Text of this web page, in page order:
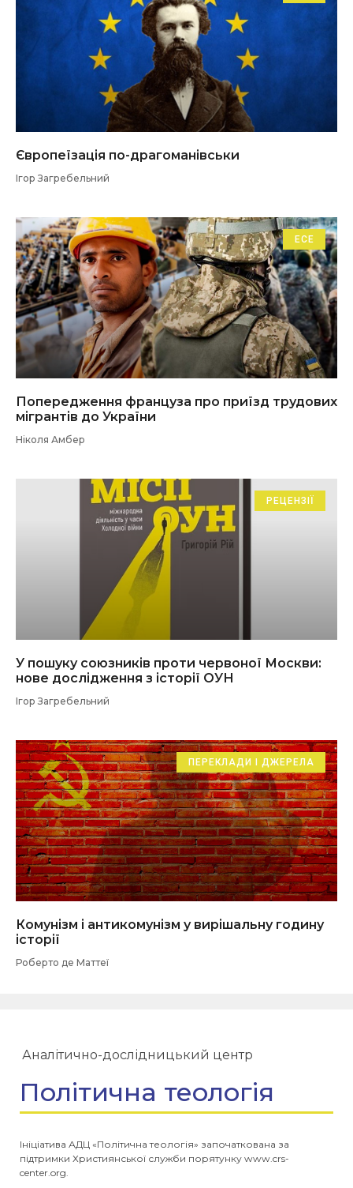
Європеїзація по-драгоманівськи
Ігор Загребельний
ЕСЕ
Попередження француза про приїзд трудових
мігрантів до України
Ніколя Амбер
РЕЦЕНЗІЇ
У пошуку союзників проти червоної Москви:
нове дослідження з історії ОУН
Ігор Загребельний
ПЕРЕКЛАДИ І ДЖЕРЕЛА
Комунізм і антикомунізм у вирішальну годину
історії
Роберто де Маттеї
Аналітично-дослідницький центр
Політична теологія
Ініціатива АДЦ «Політична теологія» започаткована за
підтримки Християнської служби порятунку www.crs-
center.org.